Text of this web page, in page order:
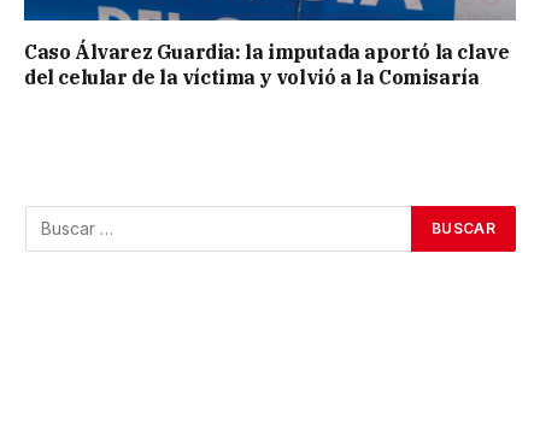
Caso Álvarez Guardia: la imputada aportó la clave
del celular de la víctima y volvió a la Comisaría